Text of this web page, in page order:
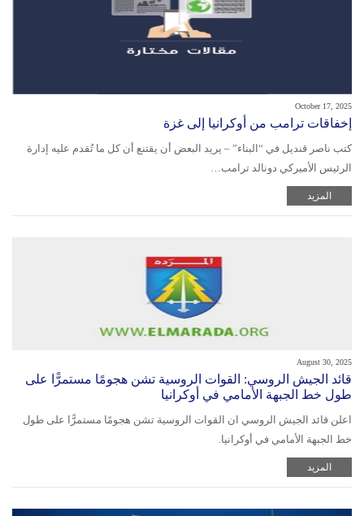
October 17, 2025
إخفاقات ترامب من أوكرانيا إلى غزة
كتب ناصر قنديل في “البناء” – يريد البعض أن يقتنع أن كل ما تُقدم عليه إدارة
الرئيس الأميركي دونالد ترامب…
المزيد
August 30, 2025
قائد الجيش الروسي: القوات الروسية تشن هجومًا مستمرًّا على
طول خط الجبهة الأمامي في أوكرانيا
اعلن قائد الجيش الروسي ان القوات الروسية تشن هجومًا مستمرًّا على طول
خط الجبهة الأمامي في أوكرانيا.
المزيد